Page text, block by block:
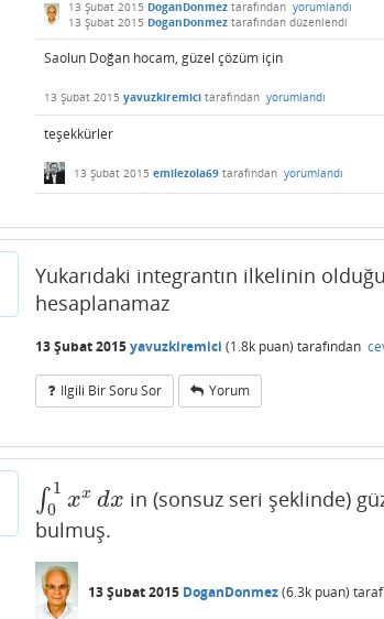
13 Şubat 2015 DoganDonmez tarafından yorumlandı
13 Şubat 2015 DoganDonmez tarafından düzenlendi
Saolun Doğan hocam, güzel çözüm için
13 Şubat 2015 yavuzkiremici tarafından yorumlandı
teşekkürler
13 Şubat 2015 emilezola69 tarafından yorumlandı
Yukarıdaki integrantın ilkelinin
hesaplanamaz
13 Şubat 2015yavuzkiremici (1.8k puan) tarafından
Ilgili Bir Soru Sor Yorum
∫ 1
0 xx dx
∫01 xxd x
in (sonsuz seri şeklinde)
bulmuş.
13 Şubat 2015 DoganDonmez(6.3k puan)